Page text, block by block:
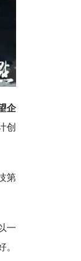
企
创
第
一